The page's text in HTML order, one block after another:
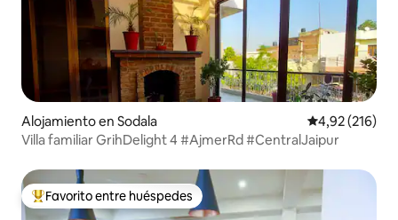
Alojamiento en Sodala Calificación
4,92 (216)
Villa familiar GrihDelight 4 #AjmerRd #CentralJaipur
Favorito entre los huéspedes más destacados
Favorito entre huéspedes